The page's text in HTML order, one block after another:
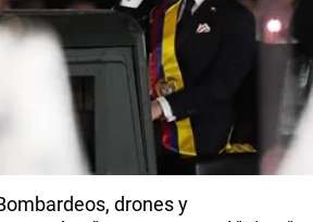
drones y